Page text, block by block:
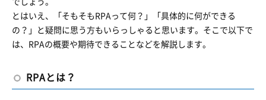
でしょう。
とはいえ、「そもそもRPAって何？」「具体的に何ができる
の？」と疑問に思う方もいらっしゃると思います。そこで以下で
は、RPAの概要や期待できることなどを解説します。
RPAとは？